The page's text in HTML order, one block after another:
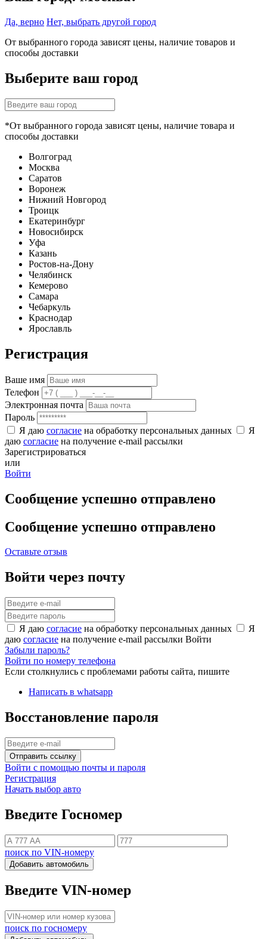
Да, верно Нет, выбрать другой город
От выбранного города зависят цены, наличие товаров и
способы доставки
Выберите ваш город
*От выбранного города зависят цены, наличие товара и
способы доставки
Волгоград
Москва
Саратов
Воронеж
Нижний Новгород
Троицк
Екатеринбург
Новосибирск
Уфа
Казань
Ростов-на-Дону
Челябинск
Кемерово
Самара
Чебаркуль
Краснодар
Ярославль
Регистрация
Ваше имя
Телефон
Электронная почта
Пароль
Я даю согласие на обработку персональных данных
Я
даю согласие на получение e-mail рассылки
Зарегистрироваться
или
Войти
Сообщение успешно отправлено
Сообщение успешно отправлено
Оставьте отзыв
Войти через почту
Я даю согласие на обработку персональных данных
Я
даю согласие на получение e-mail рассылки Войти
Забыли пароль?
Войти по номеру телефона
Если столкнулись с проблемами работы сайта, пишите
Написать в whatsapp
Восстановление пароля
Отправить ссылку
Войти с помощью почты и пароля
Регистрация
Начать выбор авто
Введите Госномер
поиск по VIN-номеру
Добавить автомобиль
Введите VIN-номер
поиск по госномеру